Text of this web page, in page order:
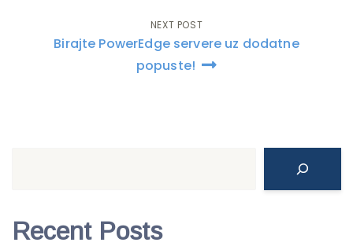
NEXT POST
Birajte PowerEdge servere uz dodatne
popuste!
Recent Posts